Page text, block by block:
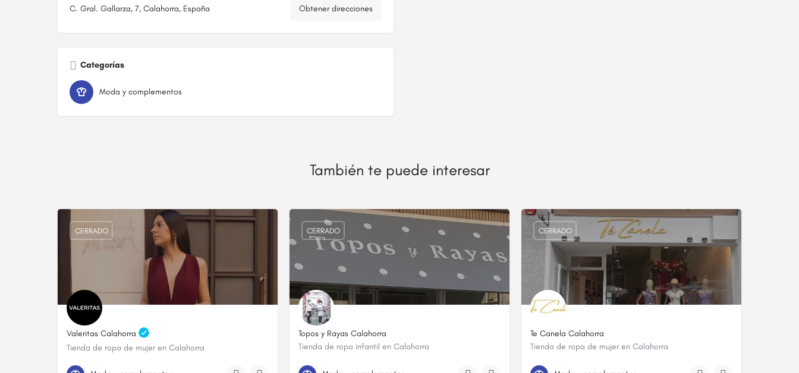
C. Gral. Gallarza, 7, Calahorra, España Obtener direcciones
Categorías
Moda y complementos
También te puede interesar
Valeritas Calahorra
Tienda de ropa de mujer en Calahorra
628 47 98 64
CERRADO
Topos y Rayas Calahorra
Tienda de ropa infantil en Calahorra
941 13 48 84
CERRADO
Te Canela Calahorra
Tienda de ropa de mujer en Calahorra
644 95 21 49
CERRADO